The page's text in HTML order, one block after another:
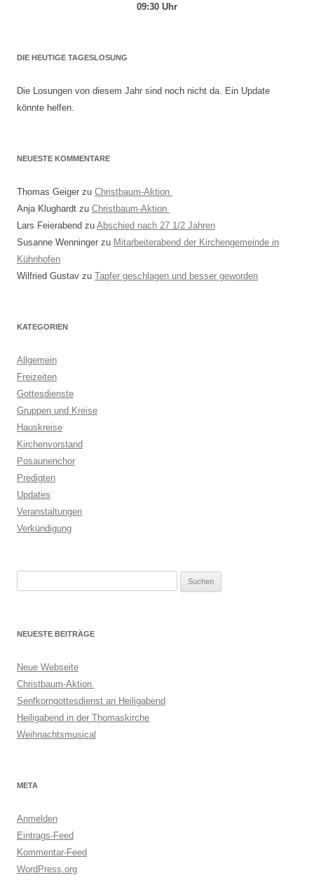
09:30 Uhr
DIE HEUTIGE TAGESLOSUNG
Die Losungen von diesem Jahr sind noch nicht da. Ein Update
könnte helfen.
NEUESTE KOMMENTARE
Thomas Geiger zu Christbaum-Aktion
Anja Klughardt zu Christbaum-Aktion
Lars Feierabend zu Abschied nach 27 1/2 Jahren
Susanne Wenninger zu Mitarbeiterabend der Kirchengemeinde in
Kühnhofen
Wilfried Gustav zu Tapfer geschlagen und besser geworden
KATEGORIEN
Allgemein
Freizeiten
Gottesdienste
Gruppen und Kreise
Hauskreise
Kirchenvorstand
Posaunenchor
Predigten
Updates
Veranstaltungen
Verkündigung
NEUESTE BEITRÄGE
Neue Webseite
Christbaum-Aktion
Senfkorngottesdienst an Heiligabend
Heiligabend in der Thomaskirche
Weihnachtsmusical
META
Anmelden
Eintrags-Feed
Kommentar-Feed
WordPress.org